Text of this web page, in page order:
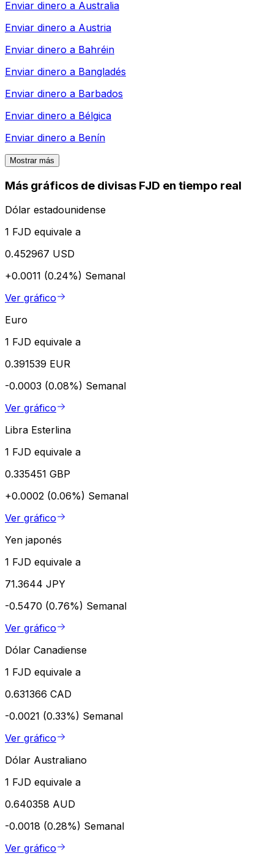
Enviar dinero a Australia
Enviar dinero a Austria
Enviar dinero a Bahréin
Enviar dinero a Bangladés
Enviar dinero a Barbados
Enviar dinero a Bélgica
Enviar dinero a Benín
Mostrar más
Más gráficos de divisas FJD en tiempo real
Dólar estadounidense
1 FJD equivale a
0.452967 USD
+0.0011 (0.24%) Semanal
Ver gráfico
Euro
1 FJD equivale a
0.391539 EUR
-0.0003 (0.08%) Semanal
Ver gráfico
Libra Esterlina
1 FJD equivale a
0.335451 GBP
+0.0002 (0.06%) Semanal
Ver gráfico
Yen japonés
1 FJD equivale a
71.3644 JPY
-0.5470 (0.76%) Semanal
Ver gráfico
Dólar Canadiense
1 FJD equivale a
0.631366 CAD
-0.0021 (0.33%) Semanal
Ver gráfico
Dólar Australiano
1 FJD equivale a
0.640358 AUD
-0.0018 (0.28%) Semanal
Ver gráfico